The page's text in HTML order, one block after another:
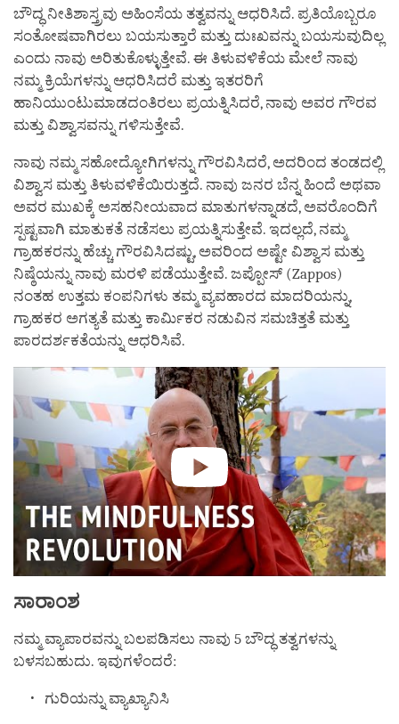
ಬೌದ್ಧ ನೀತಿಶಾಸ್ತ್ರವು ಅಹಿಂಸೆಯ ತತ್ವವನ್ನು ಆಧರಿಸಿದೆ. ಪ್ರತಿಯೊಬ್ಬರೂ
ಸಂತೋಷವಾಗಿರಲು ಬಯಸುತ್ತಾರೆ ಮತ್ತು ದುಃಖವನ್ನು ಬಯಸುವುದಿಲ್ಲ
ಎಂದು ನಾವು ಅರಿತುಕೊಳ್ಳುತ್ತೇವೆ. ಈ ತಿಳುವಳಿಕೆಯ ಮೇಲೆ ನಾವು
ನಮ್ಮ ಕ್ರಿಯೆಗಳನ್ನು ಆಧರಿಸಿದರೆ ಮತ್ತು ಇತರರಿಗೆ
ಹಾನಿಯುಂಟುಮಾಡದಂತಿರಲು ಪ್ರಯತ್ನಿಸಿದರೆ, ನಾವು ಅವರ ಗೌರವ
ಮತ್ತು ವಿಶ್ವಾಸವನ್ನು ಗಳಿಸುತ್ತೇವೆ.
ನಾವು ನಮ್ಮ ಸಹೋದ್ಯೋಗಿಗಳನ್ನು ಗೌರವಿಸಿದರೆ, ಅದರಿಂದ ತಂಡದಲ್ಲಿ
ವಿಶ್ವಾಸ ಮತ್ತು ತಿಳುವಳಿಕೆಯಿರುತ್ತದೆ. ನಾವು ಜನರ ಬೆನ್ನ ಹಿಂದೆ ಅಥವಾ
ಅವರ ಮುಖಕ್ಕೆ ಅಸಹನೀಯವಾದ ಮಾತುಗಳನ್ನಾಡದೆ, ಅವರೊಂದಿಗೆ
ಸ್ಪಷ್ಟವಾಗಿ ಮಾತುಕತೆ ನಡೆಸಲು ಪ್ರಯತ್ನಿಸುತ್ತೇವೆ. ಇದಲ್ಲದೆ, ನಮ್ಮ
ಗ್ರಾಹಕರನ್ನು ಹೆಚ್ಚು ಗೌರವಿಸಿದಷ್ಟು, ಅವರಿಂದ ಅಷ್ಟೇ ವಿಶ್ವಾಸ ಮತ್ತು
ನಿಷ್ಠೆಯನ್ನು ನಾವು ಮರಳಿ ಪಡೆಯುತ್ತೇವೆ. ಜಪ್ಪೋಸ್ (Zappos)
ನಂತಹ ಉತ್ತಮ ಕಂಪನಿಗಳು ತಮ್ಮ ವ್ಯವಹಾರದ ಮಾದರಿಯನ್ನು,
ಗ್ರಾಹಕರ ಅಗತ್ಯತೆ ಮತ್ತು ಕಾರ್ಮಿಕರ ನಡುವಿನ ಸಮಚಿತ್ತತೆ ಮತ್ತು
ಪಾರದರ್ಶಕತೆಯನ್ನು ಆಧರಿಸಿವೆ.
ಸಾರಾಂಶ
ನಮ್ಮ ವ್ಯಾಪಾರವನ್ನು ಬಲಪಡಿಸಲು ನಾವು 5 ಬೌದ್ಧ ತತ್ವಗಳನ್ನು
ಬಳಸಬಹುದು. ಇವುಗಳೆಂದರೆ:
ಗುರಿಯನ್ನು ವ್ಯಾಖ್ಯಾನಿಸಿ